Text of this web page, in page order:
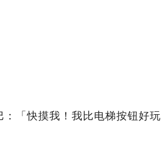
「快摸我！我比电梯按钮好玩